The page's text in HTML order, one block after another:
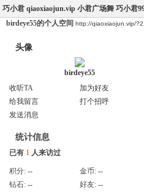
巧小君 qiaoxiaojun.vip 小君广场舞 巧小君
birdeye55的个人空间 http://qiaoxiaojun.vip/
头像
birdeye55
收听TA
加为好友
给我留言
打个招呼
发送消息
统计信息
已有 1 人来访过
积分: -- 金币: --
钻石: -- 好友: --